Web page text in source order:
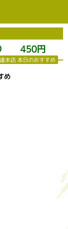
450円
本店 本日のおすすめ
め